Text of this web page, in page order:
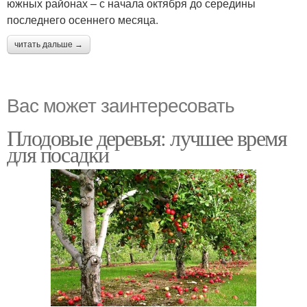
южных районах – с начала октября до середины
последнего осеннего месяца.
читать дальше →
Вас может заинтересовать
Плодовые деревья: лучшее время
для посадки